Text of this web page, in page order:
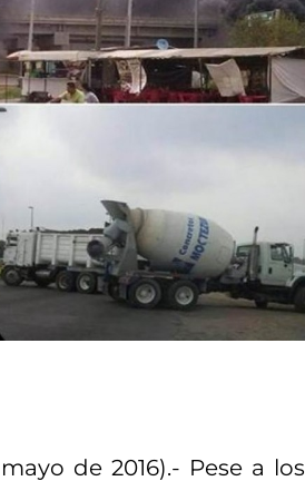
de 2016).- Pese a los